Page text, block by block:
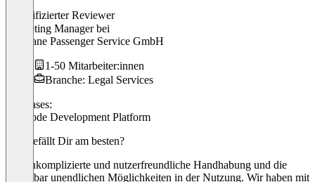
Verifizierter Reviewer
Marketing Managerbei
Fairplane Passenger Service GmbH
1-50 Mitarbeiter:innen
Branche: Legal Services
Use cases:
No-Code Development Platform
Was gefällt Dir am besten?
Die unkomplizierte und nutzerfreundliche Handhabung und die
scheinbar unendlichen Möglichkeiten in der Nutzung. Wir haben mit